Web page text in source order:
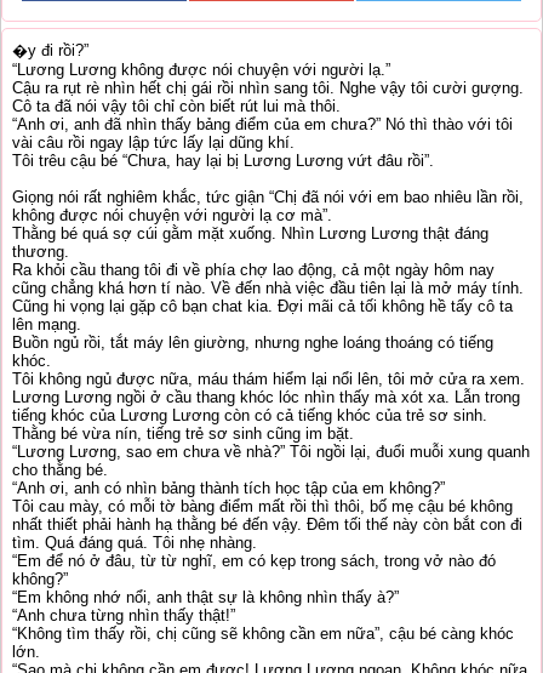
�y đi rồi?”
“Lương Lương không được nói chuyện với người lạ.”
Cậu ra rụt rè nhìn hết chị gái rồi nhìn sang tôi. Nghe vậy tôi cười gượng.
Cô ta đã nói vậy tôi chỉ còn biết rút lui mà thôi.
“Anh ơi, anh đã nhìn thấy bảng điểm của em chưa?” Nó thì thào với tôi
vài câu rồi ngay lập tức lấy lại dũng khí.
Tôi trêu cậu bé “Chưa, hay lại bị Lương Lương vứt đâu rồi”.
Giọng nói rất nghiêm khắc, tức giận “Chị đã nói với em bao nhiêu lần rồi,
không được nói chuyện với người lạ cơ mà”.
Thằng bé quá sợ cúi gằm mặt xuống. Nhìn Lương Lương thật đáng
thương.
Ra khỏi cầu thang tôi đi về phía chợ lao động, cả một ngày hôm nay
cũng chẳng khá hơn tí nào. Về đến nhà việc đầu tiên lại là mở máy tính.
Cũng hi vọng lại gặp cô bạn chat kia. Đợi mãi cả tối không hề tấy cô ta
lên mạng.
Buồn ngủ rồi, tắt máy lên giường, nhưng nghe loáng thoáng có tiếng
khóc.
Tôi không ngủ được nữa, máu thám hiểm lại nổi lên, tôi mở cửa ra xem.
Lương Lương ngồi ở cầu thang khóc lóc nhìn thấy mà xót xa. Lẫn trong
tiếng khóc của Lương Lương còn có cả tiếng khóc của trẻ sơ sinh.
Thằng bé vừa nín, tiếng trẻ sơ sinh cũng im bặt.
“Lương Lương, sao em chưa về nhà?” Tôi ngồi lại, đuổi muỗi xung quanh
cho thằng bé.
“Anh ơi, anh có nhìn bảng thành tích học tập của em không?”
Tôi cau mày, có mỗi tờ bàng điểm mất rồi thì thôi, bố mẹ cậu bé không
nhất thiết phải hành hạ thằng bé đến vậy. Đêm tối thế này còn bắt con đi
tìm. Quá đáng quá. Tôi nhẹ nhàng.
“Em để nó ở đâu, từ từ nghĩ, em có kẹp trong sách, trong vở nào đó
không?”
“Em không nhớ nổi, anh thật sự là không nhìn thấy à?”
“Anh chưa từng nhìn thấy thật!”
“Không tìm thấy rồi, chị cũng sẽ không cần em nữa”, cậu bé càng khóc
lớn.